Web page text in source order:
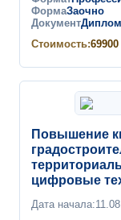
ФормаЗаочно
ДокументДиплом
Стоимость:69900
Повышение
цифровые
Дата начала: